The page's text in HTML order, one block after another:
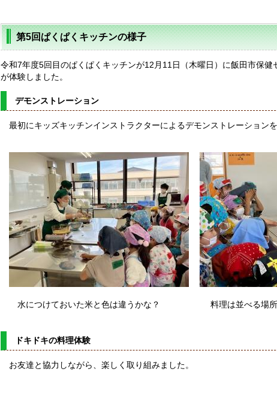
第5回ぱくぱくキッチンの様子
令和7年度5回目のぱくぱくキッチンが12月11日（木曜日）に飯田市保
が体験しました。
デモンストレーション
最初にキッズキッチンインストラクターによるデモンストレーションを
水につけておいた米と色は違うかな？ 料理は並べる場所が
ドキドキの料理体験
お友達と協力しながら、楽しく 取り組みました。